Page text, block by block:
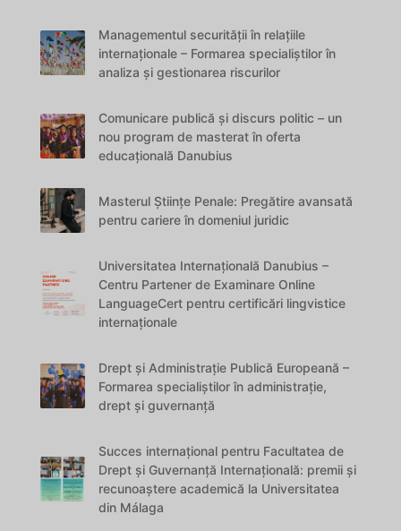
Managementul securității în relațiile
internaționale – Formarea specialiștilor în
analiza și gestionarea riscurilor
Comunicare publică și discurs politic – un
nou program de masterat în oferta
educațională Danubius
Masterul Științe Penale: Pregătire avansată
pentru cariere în domeniul juridic
Universitatea Internațională Danubius –
Centru Partener de Examinare Online
LanguageCert pentru certificări lingvistice
internaționale
Drept și Administrație Publică Europeană –
Formarea specialiștilor în administrație,
drept și guvernanță
Succes internațional pentru Facultatea de
Drept și Guvernanță Internațională: premii și
recunoaștere academică la Universitatea
din Málaga